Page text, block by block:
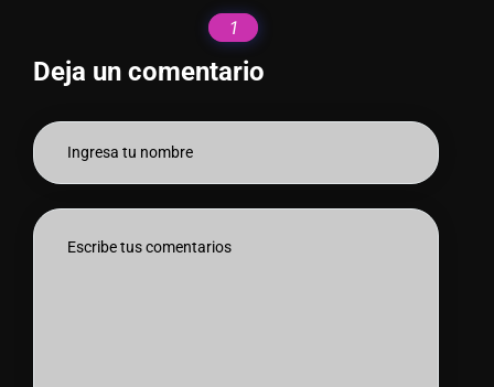
1
Deja un comentario